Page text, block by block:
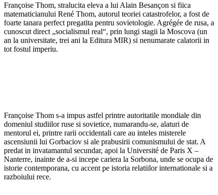
Françoise Thom, stralucita eleva a lui Alain Besançon si fiica
matematicianului René Thom, autorul teoriei catastrofelor, a fost de
foarte tanara perfect pregatita pentru sovietologie. Agrégée de rusa, a
cunoscut direct „socialismul real“, prin lungi stagii la Moscova (un
an la universitate, trei ani la Editura MIR) si nenumarate calatorii in
tot fostul imperiu.
Françoise Thom s-a impus astfel printre autoritatile mondiale din
domeniul studiilor ruse si sovietice, numarandu-se, alaturi de
mentorul ei, printre rarii occidentali care au inteles misterele
ascensiunii lui Gorbaciov si ale prabusirii comunismului de stat. A
predat in invatamantul secundar, apoi la Université de Paris X –
Nanterre, inainte de a-si incepe cariera la Sorbona, unde se ocupa de
istorie contemporana, cu accent pe istoria relatiilor internationale si a
razboiului rece.